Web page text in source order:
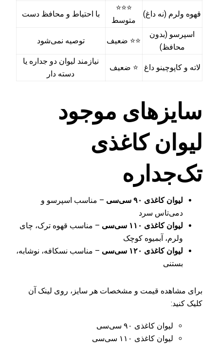
قهوه ولرم (نه داغ)
⭐⭐⭐
متوسط
با احتیاط و محافظ دست
اسپرسو (بدون
محافظ)
⭐⭐ ضعیف توصیه نمی‌شود
لاته و کاپوچینو داغ ⭐ ضعیف
نیازمند لیوان دو جداره یا
دسته دار
سایزهای موجود
لیوان کاغذی
تک‌جداره
لیوان کاغذی ۹۰ سی‌سی
– مناسب اسپرسو و
دمی‌تاس سرد
لیوان کاغذی ۱۱۰ سی‌سی
– مناسب قهوه ترک، چای
ولرم، آبمیوه کوچک
لیوان کاغذی ۱۲۰ سی‌سی
– مناسب نسکافه، نوشابه،
بستنی
برای مشاهده قیمت و مشخصات هر سایز، روی لینک آن
کلیک کنید:
لیوان کاغذی ۹۰ سی‌سی
لیوان کاغذی ۱۱۰ سی‌سی